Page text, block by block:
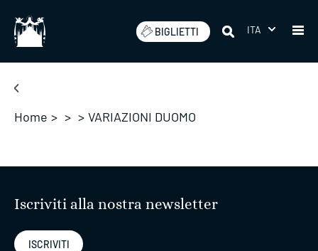
BIGLIETTI ITA
Home > > > VARIAZIONI DUOMO
Iscriviti alla nostra newsletter
ISCRIVITI